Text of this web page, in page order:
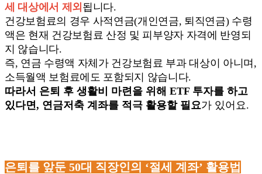
세 대상에서 제외 됩니다.
건강보험료의 경우 사적연금(개인연금, 퇴직연금) 수령
액은 현재 건강보험료 산정 및 피부양자 자격에 반영되
지 않습니다.
즉, 연금 수령액 자체가 건강보험료 부과 대상이 아니며,
소득월액 보험료에도 포함되지 않습니다.
따라서 은퇴 후 생활비 마련을 위해 ETF 투자를 하고
있다면, 연금저축 계좌를 적극 활용할 필요가 있어요.
은퇴를 앞둔 50대 직장인의 ‘절세 계좌’ 활용법